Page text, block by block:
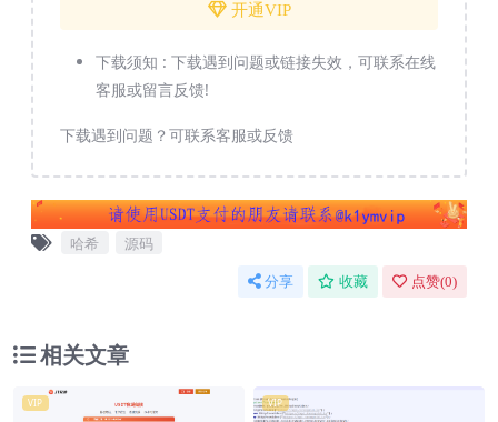
开通VIP
下载须知 : 下载遇到问题或链接失效，可联系在线
客服或留言反馈!
下载遇到问题？可联系客服或反馈
哈希 源码
分享 收藏 点赞(0)
相关文章
VIP VIP